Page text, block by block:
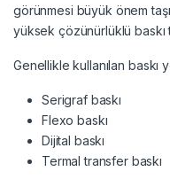
görünmesi büyük önem
yüksek çözünürlüklü
Genellikle kullanılan baskı
Serigraf baskı
Flexo baskı
Dijital baskı
Termal transfer baskı